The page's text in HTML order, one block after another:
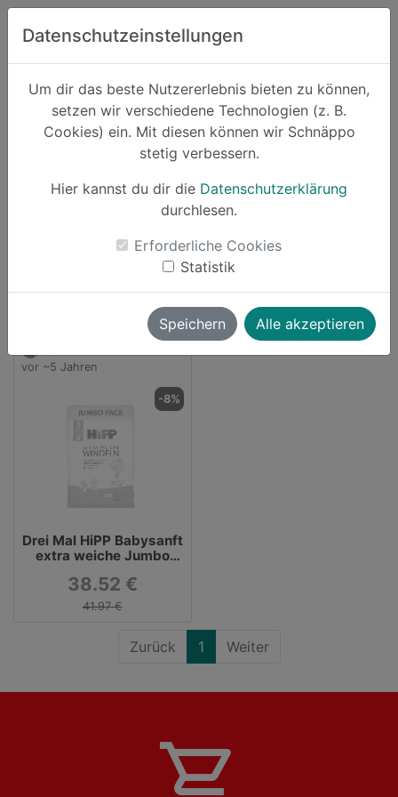
Zum Hauptinhalt springen
Datenschutzeinstellungen
Um dir das beste Nutzererlebnis bieten zu können,
setzen wir verschiedene Technologien (z. B.
Cookies) ein. Mit diesen können wir Schnäppo
stetig verbessern.
Hier kannst du dir die Datenschutzerklärung
durchlesen.
Erforderliche Cookies
Statistik
Speichern Alle akzeptieren
Suchen
Anbieter rossmann
Schnäppchen von rossmann
1 Angebot
Direkt zum Anbieter
vor ~5 Jahren
-8%
Drei Mal HiPP Babysanft
extra weiche Jumbo
(Midi, 6-10 kg) online
kaufen
38.52 €
41.97 €
Zurück 1 Weiter
shopping_cart